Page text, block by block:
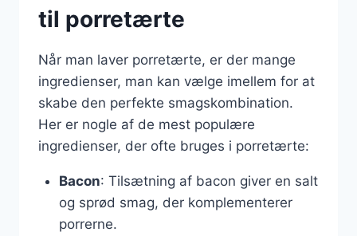
til porretærte
Når man laver porretærte, er der mange
ingredienser, man kan vælge imellem for at
skabe den perfekte smagskombination.
Her er nogle af de mest populære
ingredienser, der ofte bruges i porretærte:
Bacon: Tilsætning af bacon giver en salt
og sprød smag, der komplementerer
porrerne.